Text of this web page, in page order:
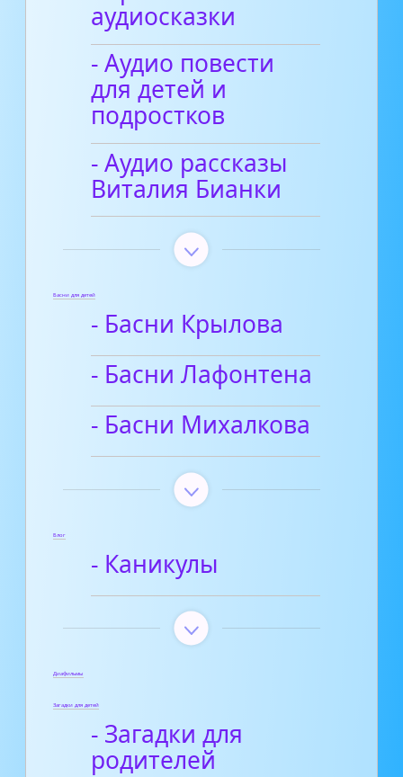
аудиосказки
- Аудио повести
для детей и
подростков
- Аудио рассказы
Виталия Бианки
Басни для детей
- Басни Крылова
- Басни Лафонтена
- Басни Михалкова
Блог
- Каникулы
Диафильмы
Загадки для детей
- Загадки для
родителей